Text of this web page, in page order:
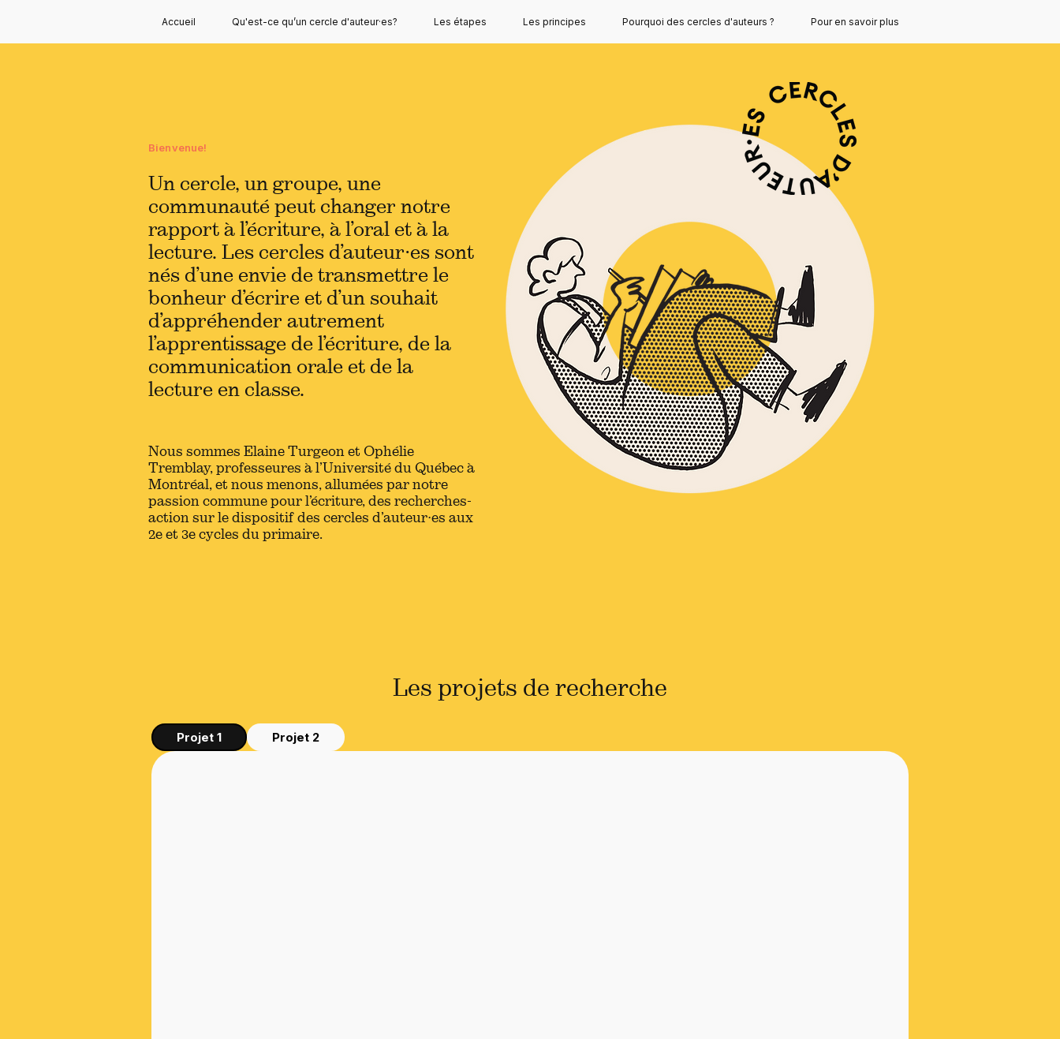
Accueil Qu'est-ce qu’un cercle d'auteur·es? Les étapes Les principes Pourquoi des cercles d'auteurs ? Pour en savoir plus
Bienvenue!
Un cercle, un groupe, une
communauté peut changer notre
rapport à l’écriture, à l’oral et à la
lecture. Les cercles d’auteur·es sont
nés d’une envie de transmettre le
bonheur d’écrire et d’un souhait
d’appréhender autrement
l’apprentissage de l’écriture, de la
communication orale et de la
lecture en classe.
Nous sommes Elaine Turgeon et Ophélie
Tremblay, professeures à l’Université du Québec à
Montréal, et nous menons, allumées par notre
passion commune pour l’écriture, des recherches-
action sur le dispositif des cercles d’auteur·es aux
2e et 3e cycles du primaire.
Les projets de recherche
Projet 1 Projet 2